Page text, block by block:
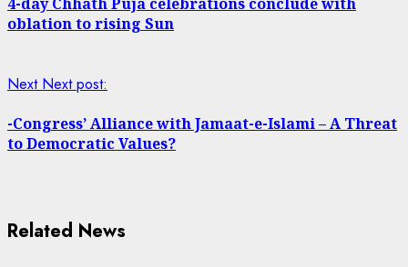
oblation to rising Sun
Next Next post:
-Congress’ Alliance with Jamaat-e-Islami – A Threat
to Democratic Values?
Related News